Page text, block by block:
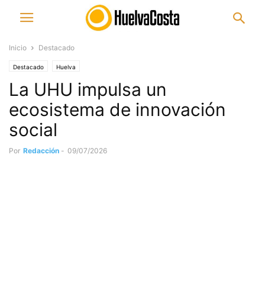
Inicio Destacado
Destacado Huelva
La UHU impulsa un
ecosistema de innovación
social
Por Redacción - 09/07/2026